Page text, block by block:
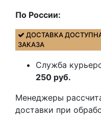
По России:
ДОСТАВКА
ЗАКАЗА
Служба
250 руб.
Менеджеры
доставки при